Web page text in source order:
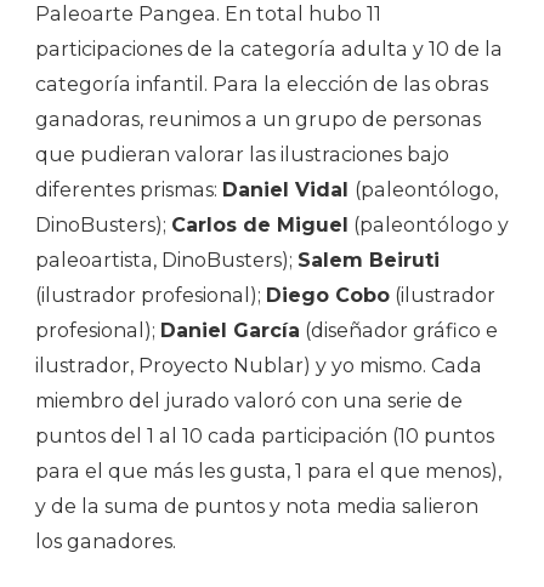
Paleoarte Pangea. En total hubo 11
participaciones de la categoría adulta y 10 de la
categoría infantil. Para la elección de las obras
ganadoras, reunimos a un grupo de personas
que pudieran valorar las ilustraciones bajo
diferentes prismas: Daniel Vidal (paleontólogo,
DinoBusters); Carlos de Miguel (paleontólogo y
paleoartista, DinoBusters); Salem Beiruti
(ilustrador profesional); Diego Cobo (ilustrador
profesional); Daniel García (diseñador gráfico e
ilustrador, Proyecto Nublar) y yo mismo. Cada
miembro del jurado valoró con una serie de
puntos del 1 al 10 cada participación (10 puntos
para el que más les gusta, 1 para el que menos),
y de la suma de puntos y nota media salieron
los ganadores.